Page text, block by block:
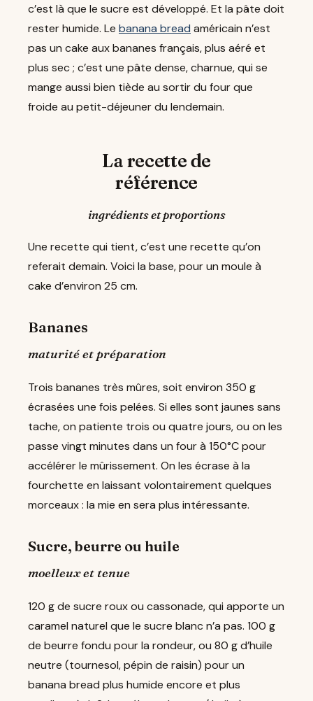
c’est là que le sucre est développé. Et la pâte doit
rester humide. Le banana bread américain n’est
pas un cake aux bananes français, plus aéré et
plus sec ; c’est une pâte dense, charnue, qui se
mange aussi bien tiède au sortir du four que
froide au petit-déjeuner du lendemain.
La recette de
référence
ingrédients et proportions
Une recette qui tient, c’est une recette qu’on
referait demain. Voici la base, pour un moule à
cake d’environ 25 cm.
Bananes
maturité et préparation
Trois bananes très mûres, soit environ 350 g
écrasées une fois pelées. Si elles sont jaunes sans
tache, on patiente trois ou quatre jours, ou on les
passe vingt minutes dans un four à 150°C pour
accélérer le mûrissement. On les écrase à la
fourchette en laissant volontairement quelques
morceaux : la mie en sera plus intéressante.
Sucre, beurre ou huile
moelleux et tenue
120 g de sucre roux ou cassonade, qui apporte un
caramel naturel que le sucre blanc n’a pas. 100 g
de beurre fondu pour la rondeur, ou 80 g d’huile
neutre (tournesol, pépin de raisin) pour un
banana bread plus humide encore et plus